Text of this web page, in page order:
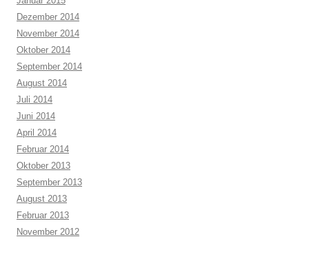
Dezember 2014
November 2014
Oktober 2014
September 2014
August 2014
Juli 2014
Juni 2014
April 2014
Februar 2014
Oktober 2013
September 2013
August 2013
Februar 2013
November 2012